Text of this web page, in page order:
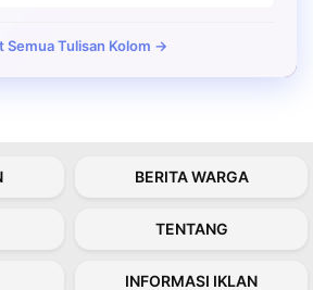
Semua Tulisan Kolom →
BERITA WARGA
TENTANG
INFORMASI IKLAN